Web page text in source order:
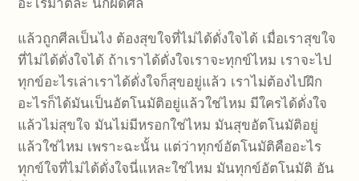
อะไรมาติล่ะ นี่ก็ผิดศีล
แล้วถูกศีลเป็นไง ต้องสุขใจที่ไม่ได้ดั่งใจได้ เมื่อเราสุขใจ
ที่ไม่ได้ดั่งใจได้ ถ้าเราได้ดั่งใจเราจะทุกข์ไหม เราจะไป
ทุกข์อะไรเล่าเราได้ดั่งใจก็สุขอยู่แล้ว เราไม่ต้องไปฝึก
อะไรก็ได้มันเป็นอัตโนมัติอยู่แล้วใช่ไหม มีใครได้ดั่งใจ
แล้วไม่สุขใจ มันไม่มีหรอกใช่ไหม มันสุขอัตโนมัติอยู่
แล้วใช่ไหม เพราะฉะนั้น แต่ว่าทุกข์อัตโนมัติคืออะไร
ทุกข์ใจที่ไม่ได้ดั่งใจนี่แหละใช่ไหม มันทุกข์อัตโนมัติ อัน